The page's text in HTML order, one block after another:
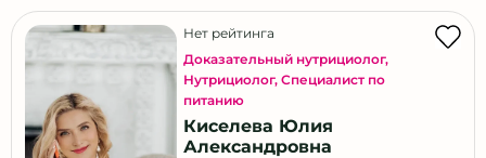
Нет рейтинга
Доказательный нутрициолог,
Нутрициолог, Специалист по
питанию
Киселева Юлия
Александровна